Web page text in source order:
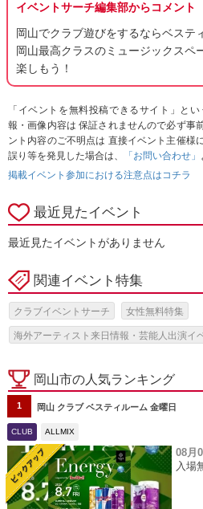
イベントサーチ編集部からコメント
岡山でクラブ遊びをするならベステ
岡山最高クラスのミュージックスペ
楽しもう！
「イベントを無料投稿できるサイト」と
報・画像内容は 保証されませんので必ず事
ント内容のご不明点は 直接イベント主催様
誤り等を発見した場合は、
「お問い合わせ」
掲載イベント参加における注意点はコチラ
最近見たイベント
最近見たイベントがありません
関連イベント特集
クラブイベントサーチ 女性無料特集
海外アーティスト来日情報・芸能人出演イ
岡山市の人気ランキング
1 岡山 クラブ ベスティルーム 金曜日
CLUB ALLMIX
08月
入場